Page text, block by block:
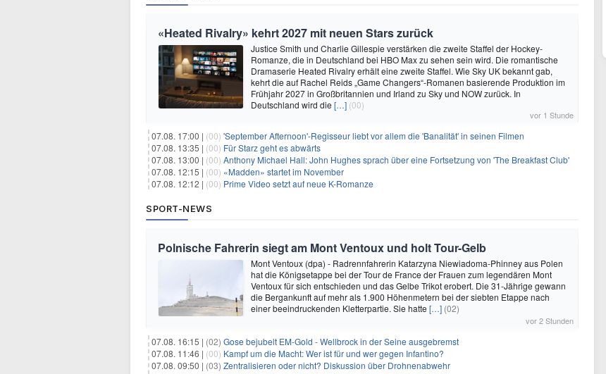
«Heated Rivalry» kehrt 2027 mit neuen Stars zurück
Justice Smith und Charlie Gillespie verstärken die zweite Staffel der Hockey-
Romanze, die in Deutschland bei HBO Max zu sehen sein wird. Die romantische
Dramaserie Heated Rivalry erhält eine zweite Staffel. Wie Sky UK bekannt gab,
kehrt die auf Rachel Reids „Game Changers“-Romanen basierende Produktion im
Frühjahr 2027 in Großbritannien und Irland zu Sky und NOW zurück. In
Deutschland wird die […] (00)
vor 1 Stunde
07.08. 17:00 | (00) 'September Afternoon'-Regisseur liebt vor allem die 'Banalität' in seinen Filmen
07.08. 13:35 | (00) Für Starz geht es abwärts
07.08. 13:00 | (00) Anthony Michael Hall: John Hughes sprach über eine Fortsetzung von 'The Breakfast Club'
07.08. 12:15 | (00) «Madden» startet im November
07.08. 12:12 | (00) Prime Video setzt auf neue K-Romanze
SPORT-NEWS
Polnische Fahrerin siegt am Mont Ventoux und holt Tour-Gelb
Mont Ventoux (dpa) - Radrennfahrerin Katarzyna Niewiadoma-Phinney aus Polen
hat die Königsetappe bei der Tour de France der Frauen zum legendären Mont
Ventoux für sich entschieden und das Gelbe Trikot erobert. Die 31-Jährige gewann
die Bergankunft auf mehr als 1.900 Höhenmetern bei der siebten Etappe nach
einer beeindruckenden Kletterpartie. Sie hatte […] (02)
vor 2 Stunden
07.08. 16:15 | (02) Gose bejubelt EM-Gold - Wellbrock in der Seine ausgebremst
07.08. 11:46 | (00) Kampf um die Macht: Wer ist für und wer gegen Infantino?
07.08. 09:50 | (03) Zentralisieren oder nicht? Diskussion über Drohnenabwehr